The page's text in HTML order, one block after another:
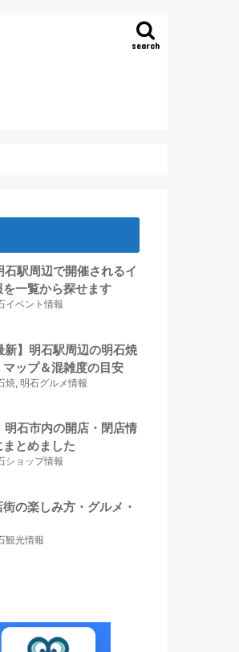
search
石駅周辺で開催されるイ
一覧から探せます
イベント情報
新】明石駅周辺の明石焼
マップ＆混雑度の目安
焼 明石グルメ情報
明石市内の開店・閉店情
とめました
ショップ情報
の楽しみ方・グルメ・
観光情報